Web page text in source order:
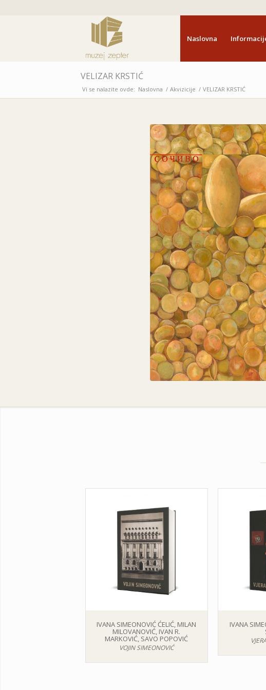
Naslovna
VELIZAR KRSTIĆ
Vi se nalazite ovde: Naslovna / Akvizicije / VELIZAR KRSTIĆ
IVANA SIMEONOVIĆ ĆELIĆ, MILAN
MILOVANOVIĆ, IVAN R.
MARKOVIĆ, SAVO POPOVIĆ
VOJIN SIMEONOVIĆ
IVANA